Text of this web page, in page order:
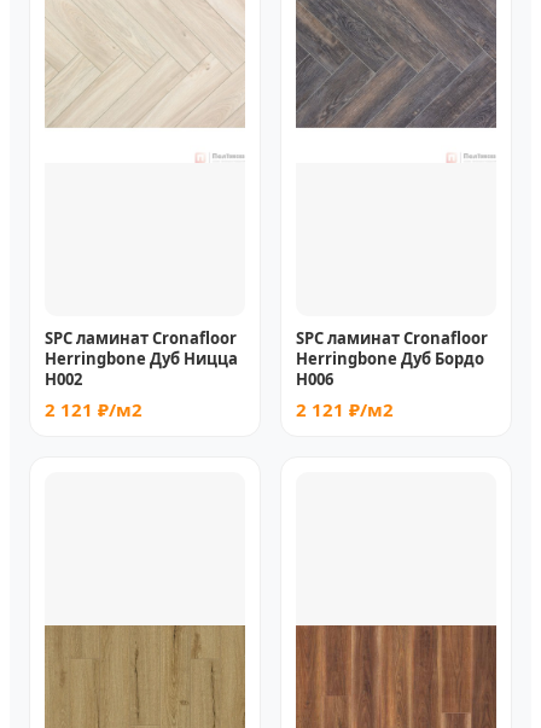
SPC ламинат Cronafloor
Herringbone Дуб Ницца
H002
2 121 ₽/м2
SPC ламинат Cronafloor
Herringbone Дуб Бордо
H006
2 121 ₽/м2